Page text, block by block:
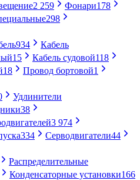
2 259 Фонари178
298
934
Кабель
15 Кабель судовой118
18 Провод бортовой1
Удлинители
38
3 974
334 Серводвигатели44
Распределительные
Конденсаторные установки166